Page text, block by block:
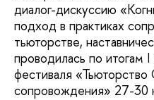
диалог-дискуссию
подход в практиках
тьюторстве,
проводилась по итогам
фестиваля «Тьюторство
сопровождения» 27-30